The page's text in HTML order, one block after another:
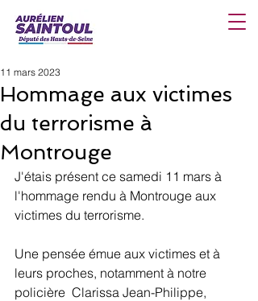
Hommage aux victimes
du terrorisme à
Montrouge
11 mars 2023
J'étais présent ce samedi 11 mars à
l'hommage rendu à Montrouge aux
victimes du terrorisme.
Une pensée émue aux victimes et à
leurs proches, notamment à notre
policière  Clarissa Jean-Philippe,